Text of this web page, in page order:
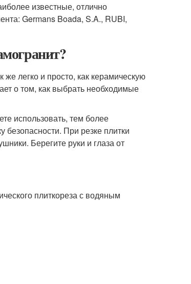
известные, отлично
Germans Boada, S.A., RUBI,
легко и просто, как керамическую
о том, как выбрать необходимые
использовать, тем более
безопасности. При резке плитки
Берегите руки и глаза от
плиткореза с водяным